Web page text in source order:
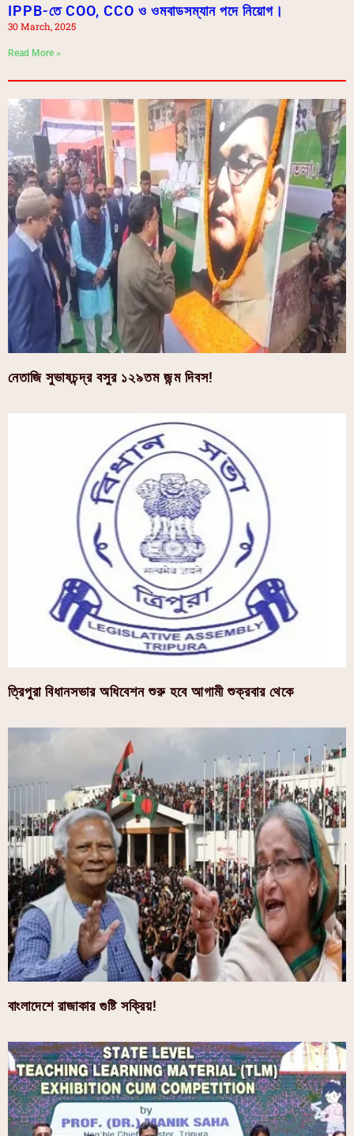
IPPB-তে COO, CCO ও ওমবাডসম্যান পদে নিয়োগ।
30 March, 2025
Read More »
নেতাজি সুভাষচন্দ্র বসুর ১২৯তম জন্ম দিবস!
ত্রিপুরা বিধানসভার অধিবেশন শুরু হবে আগামী শুক্রবার থেকে
বাংলাদেশে রাজাকার গুষ্টি সক্রিয়!